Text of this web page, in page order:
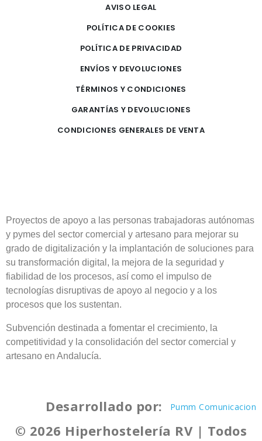
AVISO LEGAL
POLÍTICA DE COOKIES
POLÍTICA DE PRIVACIDAD
ENVÍOS Y DEVOLUCIONES
TÉRMINOS Y CONDICIONES
GARANTÍAS Y DEVOLUCIONES
CONDICIONES GENERALES DE VENTA
Proyectos de apoyo a las personas trabajadoras autónomas
y pymes del sector comercial y artesano para mejorar su
grado de digitalización y la implantación de soluciones para
su transformación digital, la mejora de la seguridad y
fiabilidad de los procesos, así como el impulso de
tecnologías disruptivas de apoyo al negocio y a los
procesos que los sustentan.
Subvención destinada a fomentar el crecimiento, la
competitividad y la consolidación del sector comercial y
artesano en Andalucía.
Desarrollado por: Pumm Comunicacion
© 2026 Hiperhostelería RV | Todos